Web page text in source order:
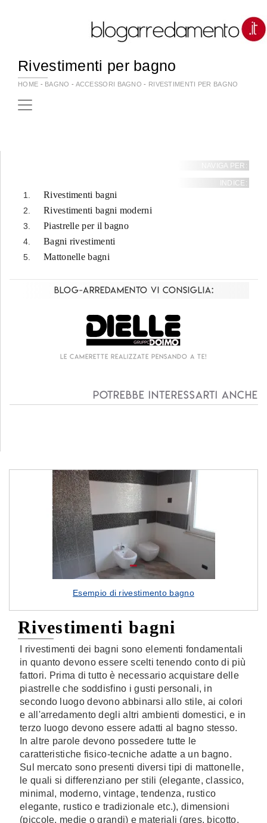
Rivestimenti per bagno
HOME - BAGNO - ACCESSORI BAGNO - RIVESTIMENTI PER BAGNO
Esempio di rivestimento bagno
Rivestimenti bagni
I rivestimenti dei bagni sono elementi fondamentali
in quanto devono essere scelti tenendo conto di più
fattori. Prima di tutto è necessario acquistare delle
piastrelle che soddisfino i gusti personali, in
secondo luogo devono abbinarsi allo stile, ai colori
e all'arredamento degli altri ambienti domestici, e in
terzo luogo devono essere adatti al bagno stesso.
In altre parole devono possedere tutte le
caratteristiche fisico-tecniche adatte a un bagno.
Sul mercato sono presenti diversi tipi di mattonelle,
le quali si differenziano per stili (elegante, classico,
minimal, moderno, vintage, tendenza, rustico
elegante, rustico e tradizionale etc.), dimensioni
(piccole, medie o grandi) e materiali (gres, bicotto,
NAVIGA PER:
INDICE:
Rivestimenti bagni
Rivestimenti bagni moderni
Piastrelle per il bagno
Bagni rivestimenti
Mattonelle bagni
Blog-Arredamento vi consiglia:
Le camerette realizzate pensando a te!
Potrebbe interessarti anche